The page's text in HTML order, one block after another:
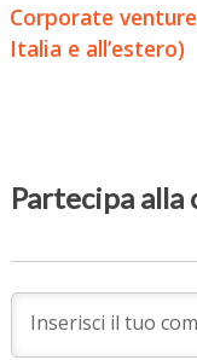
Corporate
Italia e all’estero)
Partecipa